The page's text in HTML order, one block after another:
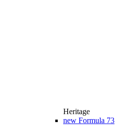
Heritage
new Formula 73